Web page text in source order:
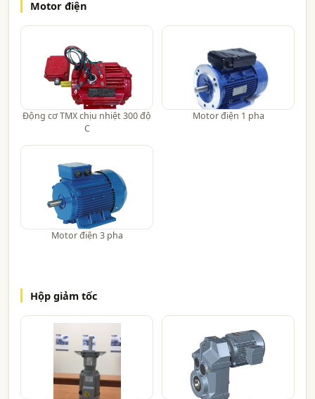
Motor điện
Động cơ TMX chịu nhiệt 300 độ
C
Motor điện 1 pha
Motor điện 3 pha
Hộp giảm tốc